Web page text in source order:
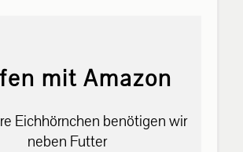
mit Amazon
Eichhörnchen benötigen wir
neben Futter